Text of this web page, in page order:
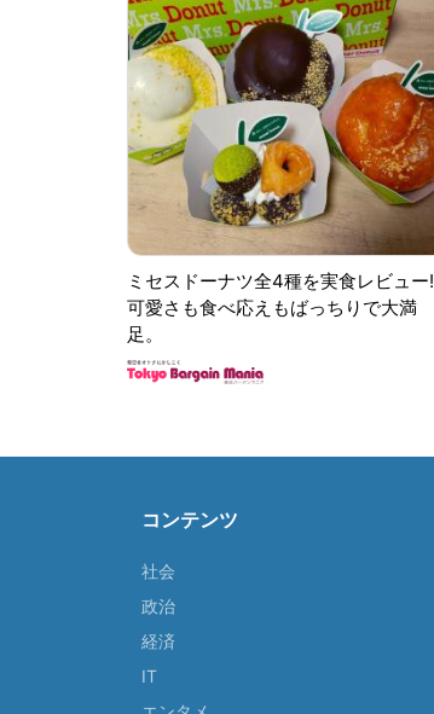
ミセスドーナツ全4種を実食レビュー!
可愛さも食べ応えもばっちりで大満
足。
コンテンツ
社会
政治
経済
IT